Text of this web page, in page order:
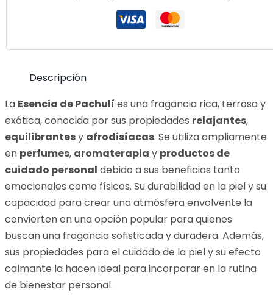
Descripción
La Esencia de Pachulí es una fragancia rica, terrosa y
exótica, conocida por sus propiedades relajantes,
equilibrantesy afrodisíacas. Se utiliza ampliamente
en perfumes, aromaterapia y productos de
cuidado personal debido a sus beneficios tanto
emocionales como físicos. Su durabilidad en la piel y su
capacidad para crear una atmósfera envolvente la
convierten en una opción popular para quienes
buscan una fragancia sofisticada y duradera. Además,
sus propiedades para el cuidado de la piel y su efecto
calmante la hacen ideal para incorporar en la rutina
de bienestar personal.